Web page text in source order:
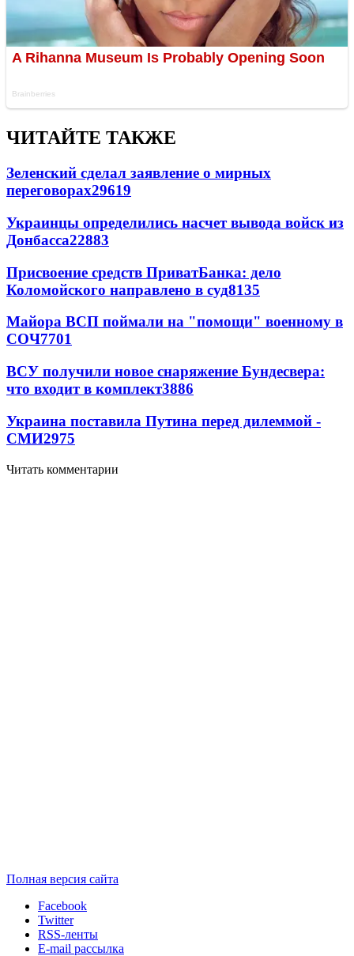
ЧИТАЙТЕ ТАКЖЕ
Зеленский сделал заявление о мирных
переговорах29619
Украинцы определились насчет вывода войск из
Донбасса22883
Присвоение средств ПриватБанка: дело
Коломойского направлено в суд8135
Майора ВСП поймали на "помощи" военному в
СОЧ7701
ВСУ получили новое снаряжение Бундесвера:
что входит в комплект3886
Украина поставила Путина перед дилеммой -
СМИ2975
Читать комментарии
Полная версия сайта
Facebook
Twitter
RSS-ленты
E-mail рассылка